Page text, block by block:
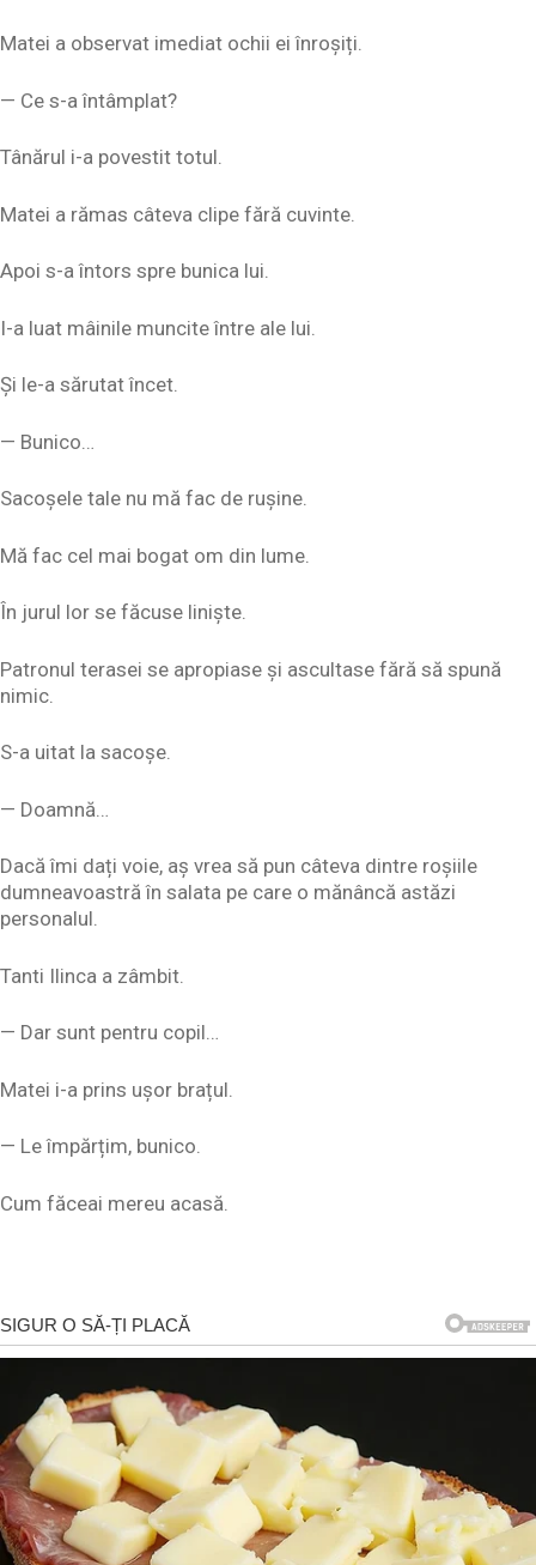
Matei a observat imediat ochii ei înroșiți.
— Ce s-a întâmplat?
Tânărul i-a povestit totul.
Matei a rămas câteva clipe fără cuvinte.
Apoi s-a întors spre bunica lui.
I-a luat mâinile muncite între ale lui.
Și le-a sărutat încet.
— Bunico…
Sacoșele tale nu mă fac de rușine.
Mă fac cel mai bogat om din lume.
În jurul lor se făcuse liniște.
Patronul terasei se apropiase și ascultase fără să spună
nimic.
S-a uitat la sacoșe.
— Doamnă…
Dacă îmi dați voie, aș vrea să pun câteva dintre roșiile
dumneavoastră în salata pe care o mănâncă astăzi
personalul.
Tanti Ilinca a zâmbit.
— Dar sunt pentru copil…
Matei i-a prins ușor brațul.
— Le împărțim, bunico.
Cum făceai mereu acasă.